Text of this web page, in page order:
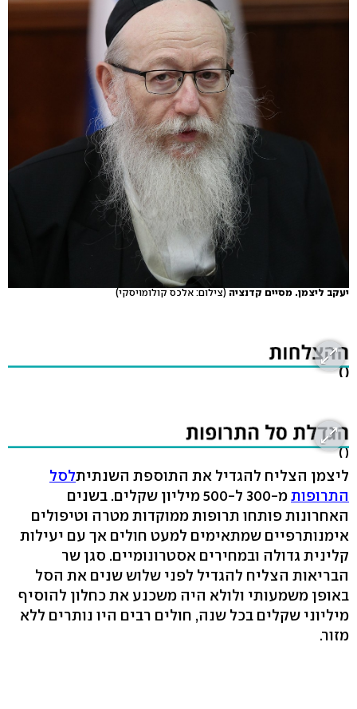
יעקב ליצמן. מסיים קדנציה (צילום: אלכס קולומויסקי)
( )
( )
ליצמן הצליח להגדיל את התוספת השנתיתלסל
התרופות
מ-300 ל-500 מיליון שקלים. בשנים
האחרונות פותחו תרופות ממוקדות מטרה וטיפולים
אימנותרפיים שמתאימים למעט חולים אך עם יעילות
קלינית גדולה ובמחירים אסטרונומיים. סגן שר
הבריאות הצליח להגדיל לפני שלוש שנים את הסל
באופן משמעותי ולולא היה משכנע את כחלון להוסיף
מיליוני שקלים בכל שנה, חולים רבים היו נותרים ללא
מזור.